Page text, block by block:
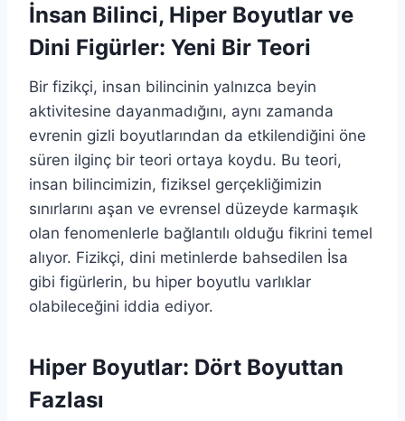
İnsan Bilinci, Hiper Boyutlar ve
Dini Figürler: Yeni Bir Teori
Bir fizikçi, insan bilincinin yalnızca beyin
aktivitesine dayanmadığını, aynı zamanda
evrenin gizli boyutlarından da etkilendiğini öne
süren ilginç bir teori ortaya koydu. Bu teori,
insan bilincimizin, fiziksel gerçekliğimizin
sınırlarını aşan ve evrensel düzeyde karmaşık
olan fenomenlerle bağlantılı olduğu fikrini temel
alıyor. Fizikçi, dini metinlerde bahsedilen İsa
gibi figürlerin, bu hiper boyutlu varlıklar
olabileceğini iddia ediyor.
Hiper Boyutlar: Dört Boyuttan
Fazlası